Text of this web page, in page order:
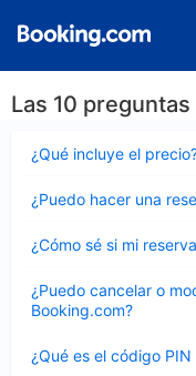
Las 10
¿Qué incluye el
cerrado
¿Puedo hacer una
cerrado
¿Cómo sé si mi
cerrado
¿Puedo cancelar o
Booking.com?
cerrado
¿Qué es el código
cerrado